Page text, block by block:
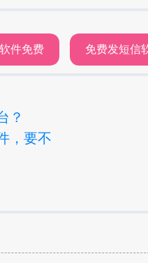
件免费 免费发短信
？
，要不